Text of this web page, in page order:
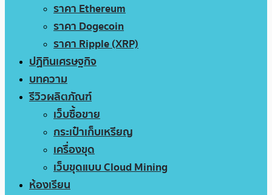
ราคา Ethereum
ราคา Dogecoin
ราคา Ripple (XRP)
ปฏิทินเศรษฐกิจ
บทความ
รีวิวผลิตภัณฑ์
เว็บซื้อขาย
กระเป๋าเก็บเหรียญ
เครื่องขุด
เว็บขุดแบบ Cloud Mining
ห้องเรียน